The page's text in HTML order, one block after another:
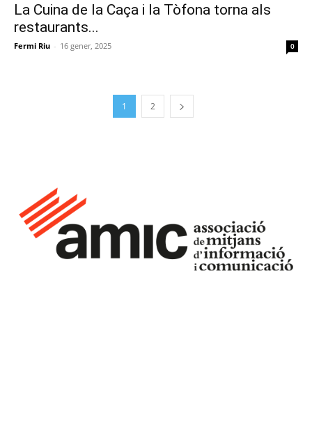
La Cuina de la Caça i la Tòfona torna als
restaurants...
Fermi Riu - 16 gener, 2025 0
1 2